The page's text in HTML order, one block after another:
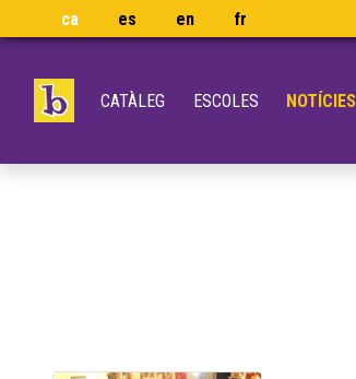
ca es en fr
CATÀLEG ESCOLES NOTÍCIES